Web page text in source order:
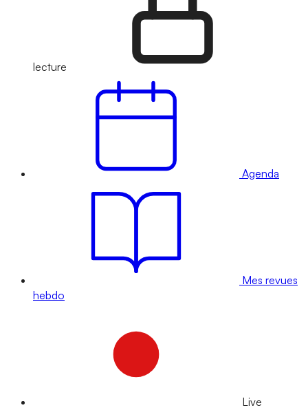
lecture
Agenda
Mes revues
hebdo
Live